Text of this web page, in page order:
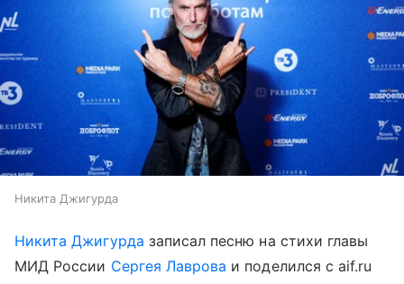
Никита Джигурда
Никита Джигурда записал песню на стихи главы
МИД России Сергея Лаврова и поделился с aif.ru